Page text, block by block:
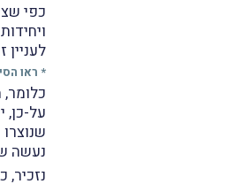
כפי
לעניין
* ראו הסיפא לסעיף
כלומר,
נעשה